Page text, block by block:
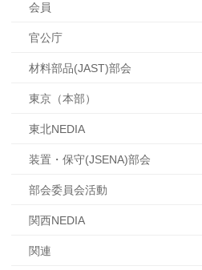
会員
官公庁
材料部品(JAST)部会
東京（本部）
東北NEDIA
装置・保守(JSENA)部会
部会委員会活動
関西NEDIA
関連